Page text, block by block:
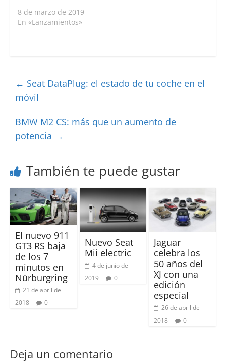
8 de marzo de 2019
En «Lanzamientos»
← Seat DataPlug: el estado de tu coche en el
móvil
BMW M2 CS: más que un aumento de
potencia →
También te puede gustar
El nuevo 911
GT3 RS baja
de los 7
minutos en
Nürburgring
21 de abril de
2018
0
Nuevo Seat
Mii electric
4 de junio de
2019
0
Jaguar
celebra los
50 años del
XJ con una
edición
especial
26 de abril de
2018
0
Deja un comentario